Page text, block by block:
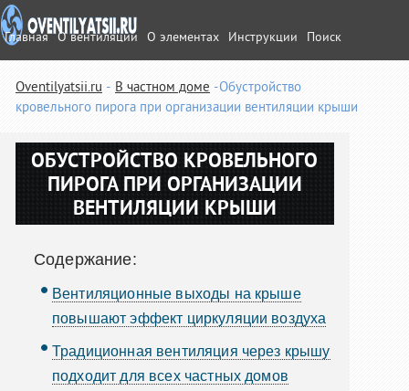
Главная О вентиляции О элементах Инструкции Поиск
Oventilyatsii.ru В частном доме Обустройство
кровельного пирога при организации вентиляции крыши
ОБУСТРОЙСТВО КРОВЕЛЬНОГО
ПИРОГА ПРИ ОРГАНИЗАЦИИ
ВЕНТИЛЯЦИИ КРЫШИ
Содержание:
Вентиляционные выходы на крыше
повышают эффект циркуляции воздуха
Традиционная вентиляция через крышу
подходит для всех частных домов